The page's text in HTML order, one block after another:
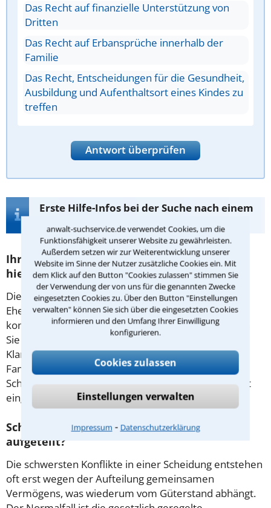
anwalt-suchservice.de verwendet Cookies, um die
Funktionsfähigkeit unserer Website zu gewährleisten.
Außerdem setzen wir zur Weiterentwicklung unserer
Website im Sinne der Nutzer zusätzliche Cookies ein. Mit
dem Klick auf den Button "Cookies zulassen" stimmen Sie
der Verwendung der von uns für die genannten Zwecke
eingesetzten Cookies zu. Über den Button "Einstellungen
verwalten" können Sie sich über die eingesetzten Cookies
informieren und den Umfang Ihrer Einwilligung
konfigurieren.
Cookies zulassen
Einstellungen verwalten
Impressum ⁃ Datenschutzerklärung
Das Recht auf finanzielle Unterstützung von
Dritten
Das Recht auf Erbansprüche innerhalb der
Familie
Das Recht, Entscheidungen für die Gesundheit,
Ausbildung und Aufenthaltsort eines Kindes zu
treffen
Antwort überprüfen
Erste Hilfe-Infos bei der Suche nach einem
Ihren Scheidungsanwalt in Köln finden Sie
hier!
Die Folgen, die eineScheidunghat, sind für viele
Ehepaare im Vorhinein oft noch unklar. Mit einem
kompetenten Rechtsbeistand an Ihrer Seite können
Sie in dieser Zeit zumindest in rechtlicher Hinsicht
Klarheit schaffen. Zudem herrscht vor dem
Familiengericht Anwaltszwang, d.h. der
Scheidungsantrag muss zwingend von einem Anwalt
eingereicht werden.
Scheidung - wie werden Haus und Vermögen
aufgeteilt?
Die schwersten Konflikte in einer Scheidung entstehen
oft erst wegen der Aufteilung gemeinsamen
Vermögens, was wiederum vom Güterstand abhängt.